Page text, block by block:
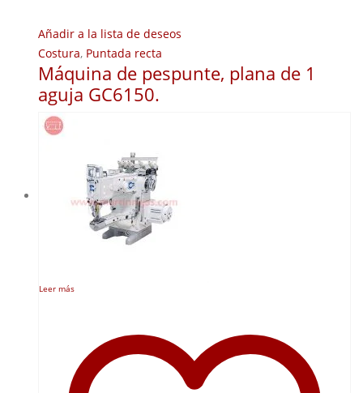
Añadir a la lista de deseos
Costura, Puntada recta
Máquina de pespunte, plana de 1
aguja GC6150.
Leer más